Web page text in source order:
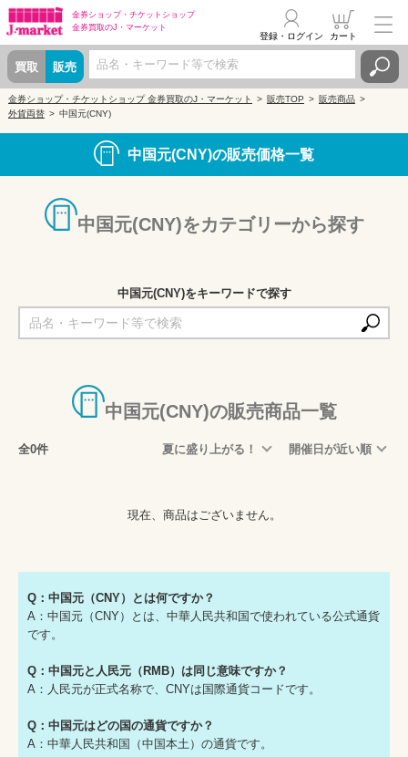
金券ショップ・ チケットショップ
金券買取のJ・マーケット
買取 販売
登録・ログイン カート
金券ショップ・チケットショップ 金券買取のJ・マーケット 販売TOP
販売商品
外貨両替
中国元(CNY)
中国元(CNY)の販売価格一覧
中国元(CNY)をカテゴリーから探す
中国元(CNY)をキーワードで探す
中国元(CNY)の販売商品一覧
全0件 夏に盛り上がる！ 開催日が近い順
現在、商品はございません。
Q：中国元（CNY）とは何ですか？
A：中国元（CNY）とは、中華人民共和国で使われている公式通貨
です。
Q：中国元と人民元（RMB）は同じ意味ですか？
A：人民元が正式名称で、CNYは国際通貨コードです。
Q：中国元はどの国の通貨ですか？
A：中華人民共和国（中国本土）の通貨です。